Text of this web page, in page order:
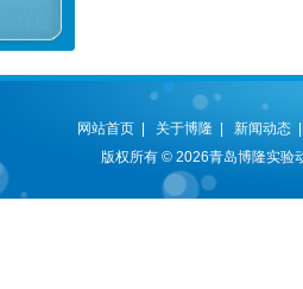
网站首页 关于博隆 |新闻动态
版权所有 © 2026青岛博隆实验